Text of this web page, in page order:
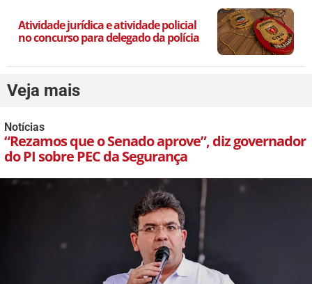
Atividade jurídica e atividade policial
no concurso para delegado da polícia
Veja mais
Notícias
“Rezamos que o Senado aprove”, diz governador
do PI sobre PEC da Segurança